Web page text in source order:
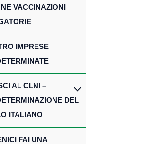
VACCINAZIONI
IMPRESE
AL CLNI –
DEL
ITALIANO
FAI UNA